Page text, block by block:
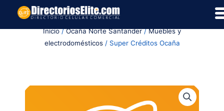
Inicio/Ocaña Norte Santander/Muebles y
electrodomésticos/ Super Créditos Ocaña